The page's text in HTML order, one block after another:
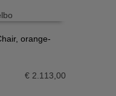
orange-
€2.113,00